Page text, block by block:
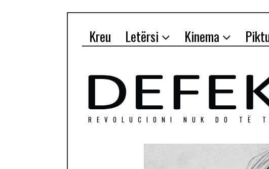
Kreu Letërsi Kinema
REVOLUCIONI NUK DO TЁ